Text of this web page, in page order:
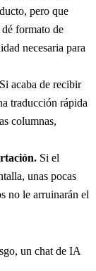
pero que
formato de
necesaria para
Si acaba de recibir
traducción rápida
columnas,
Si el
unas pocas
no le arruinarán el
un chat de IA